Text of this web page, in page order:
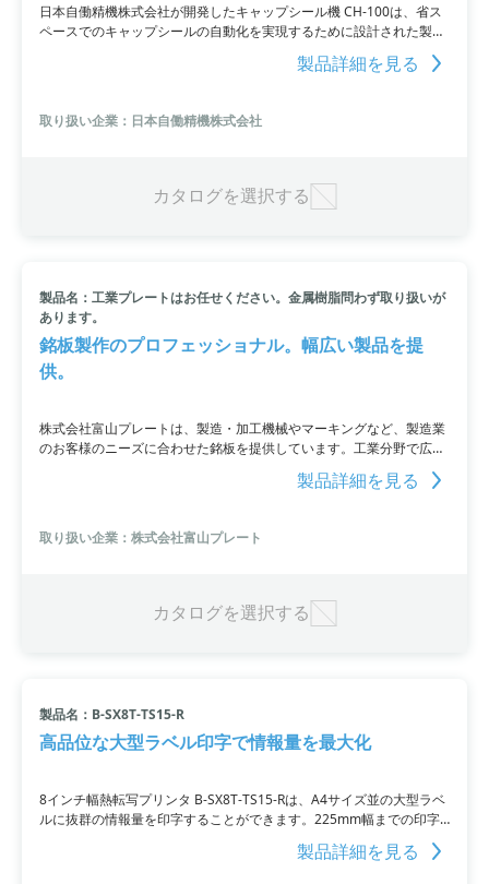
日本自働精機株式会社が開発したキャップシール機 CH-100は、省ス
ペースでのキャップシールの自動化を実現するために設計された製
造・加工機械です。コンパクトな設計で、ガラス・プラスチック製の
製品にも対応できる兼用性があります。弊社の工場で実機の見学も可
製品詳細を見る
取り扱い企業：日本自働精機株式会社
カタログを選択する
製品名：工業プレートはお任せください。金属樹脂問わず取り扱いが
あります。
銘板製作のプロフェッショナル。幅広い製品を提
供。
株式会社富山プレートは、製造・加工機械やマーキングなど、製造業
のお客様のニーズに合わせた銘板を提供しています。工業分野で広く
使われる工作機械用銘板や機械装置型式銘板など、さまざまな製品に
対応可能です。また、細部までこだわった指輪銘板や操作パネルなど
製品詳細を見る
取り扱い企業：株式会社富山プレート
カタログを選択する
製品名：B-SX8T-TS15-R
高品位な大型ラベル印字で情報量を最大化
8インチ幅熱転写プリンタ B-SX8T-TS15-Rは、A4サイズ並の大型ラベ
ルに抜群の情報量を印字することができます。225mm幅までの印字
に対応し、作業指示書やカートンラベルなどに最適です。305dpiの高
密度ヘッドを搭載しており、レーザープリンタと同等の高品位な印字
製品詳細を見る